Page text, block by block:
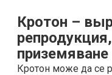
Кротон –
репродукция,
приземяване
Кротон може да се